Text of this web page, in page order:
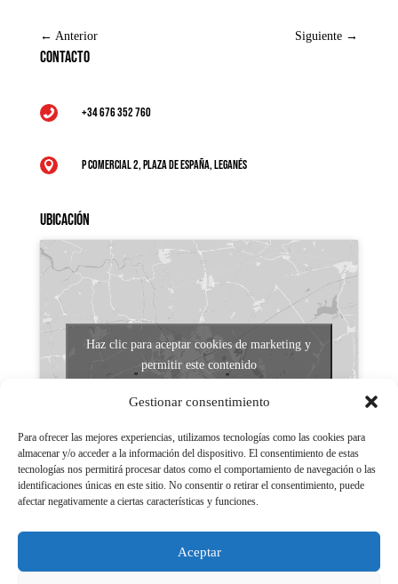
Gestionar consentimiento
Para ofrecer las mejores experiencias, utilizamos tecnologías como las cookies para
almacenar y/o acceder a la información del dispositivo. El consentimiento de estas
tecnologías nos permitirá procesar datos como el comportamiento de navegación o las
identificaciones únicas en este sitio. No consentir o retirar el consentimiento, puede
afectar negativamente a ciertas características y funciones.
Aceptar
← Anterior Siguiente →
Contacto
 +34 676 352 760
 P Comercial 2, Plaza de España, Leganés
Ubicación
Haz clic para aceptar cookies de marketing y
permitir este contenido
Aviso legal